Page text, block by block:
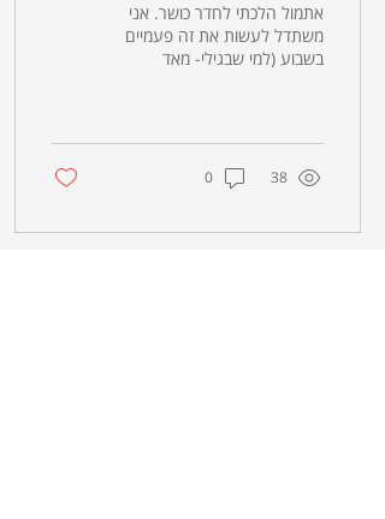
אתמול הלכתי לחדר כושר. אני
משתדל לעשות את זה פעמיים
בשבוע (למי שבגילי- מאד
38
0